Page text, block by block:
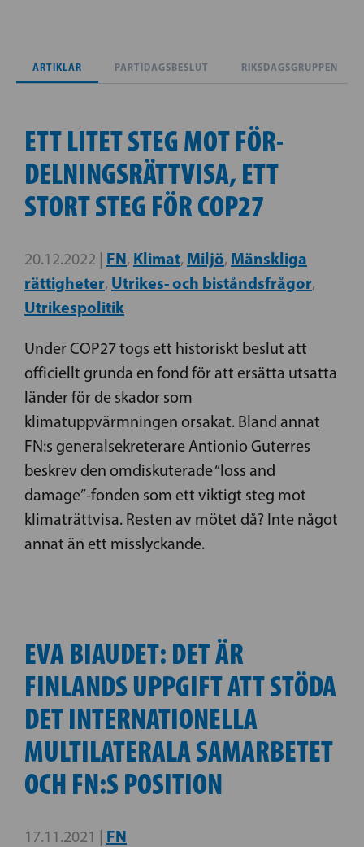
ARTIKLAR PARTIDAGSBESLUT RIKSDAGSGRUPPEN
ETT LITET STEG MOT FÖR­
DELNINGSRÄTTVISA, ETT
STORT STEG FÖR COP27
20.12.2022 | FN, Klimat, Miljö, Mänskliga
rättigheter, Utrikes- och biståndsfrågor,
Utrikespolitik
Under COP27 togs ett historiskt beslut att
officiellt grunda en fond för att ersätta utsatta
länder för de skador som
klimatuppvärmningen orsakat. Bland annat
FN:s generalsekreterare Antionio Guterres
beskrev den omdiskuterade “loss and
damage”-fonden som ett viktigt steg mot
klimaträttvisa. Resten av mötet då? Inte något
annat än ett misslyckande.
EVA BIAUDET: DET ÄR
FINLANDS UPPGIFT ATT STÖDA
DET INTERNATIONELLA
MULTILATERALA SAMARBETET
OCH FN:S POSITION
17.11.2021 | FN